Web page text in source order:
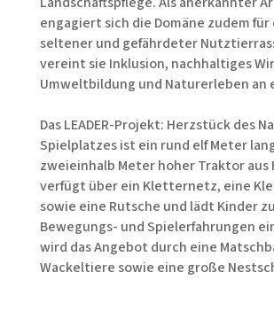
engagiert sich die Domäne zudem für
seltener und gefährdeter
vereint sie Inklusion, nachhaltiges
Umweltbildung und Naturerleben an
Das LEADER-Projekt: Herzstück des
Spielplatzes ist ein rund elf Meter
zweieinhalb Meter hoher Traktor aus
verfügt über ein Kletternetz, eine
sowie eine Rutsche und lädt Kinder
Bewegungs- und Spielerfahrungen
wird das Angebot durch eine
Wackeltiere sowie eine große